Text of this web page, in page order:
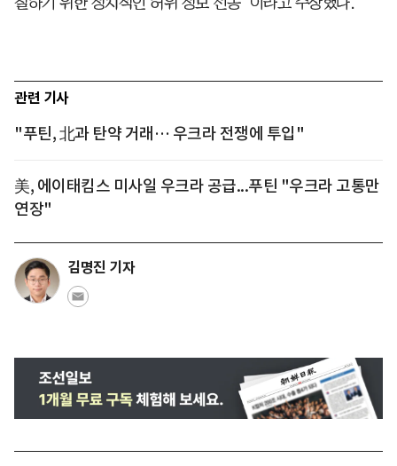
관련 기사
"푸틴, 北과 탄약 거래… 우크라 전쟁에 투입"
美, 에이태킴스 미사일 우크라 공급...푸틴 "우크라 고통만
연장"
김명진 기자